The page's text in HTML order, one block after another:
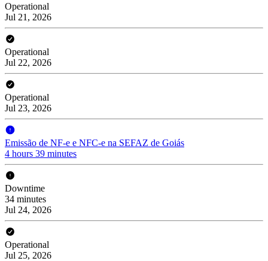
Operational
Jul 21, 2026
Operational
Jul 22, 2026
Operational
Jul 23, 2026
Emissão de NF-e e NFC-e na SEFAZ de Goiás
4 hours 39 minutes
Downtime
34 minutes
Jul 24, 2026
Operational
Jul 25, 2026